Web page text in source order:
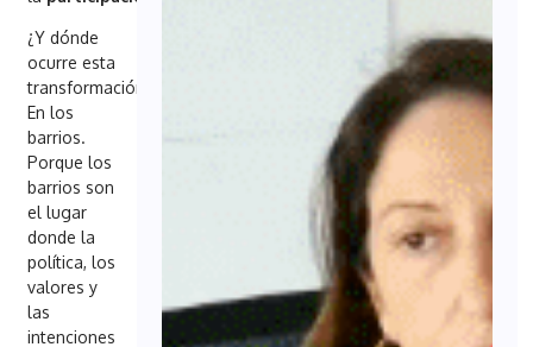
¿Y dónde
ocurre esta
transformación?
En los
barrios.
Porque los
barrios son
el lugar
donde la
política, los
valores y
las
intenciones